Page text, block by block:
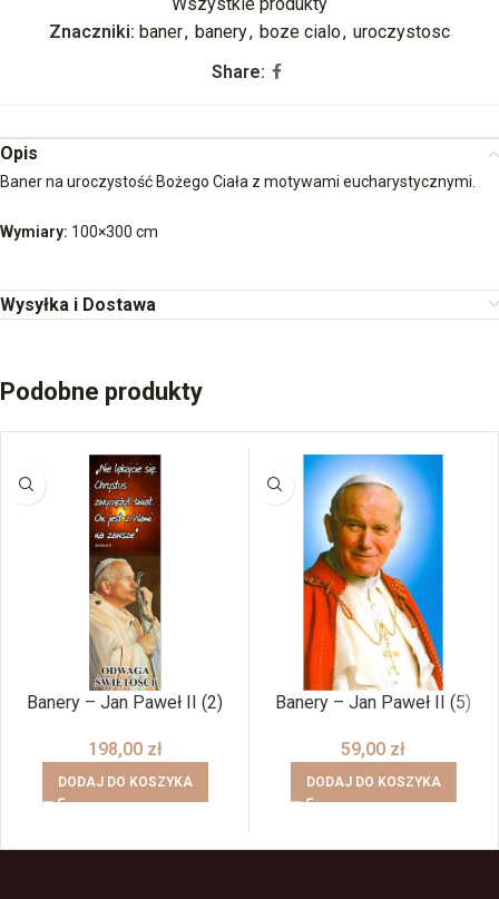
Znaczniki: baner, banery, boze cialo, uroczystosc
Share:
Opis
Baner na uroczystość Bożego Ciała z motywami eucharystycznymi.
Wymiary: 100×300 cm
Wysyłka i Dostawa
Podobne produkty
Banery – Jan Paweł II (2)
198,00 zł
DODAJ DO KOSZYKA
Banery – Jan Paweł II (5)
59,00 zł
DODAJ DO KOSZYKA